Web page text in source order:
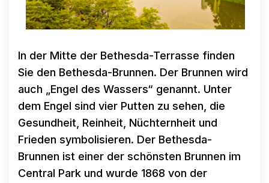
In der Mitte der Bethesda-Terrasse finden
Sie den Bethesda-Brunnen. Der Brunnen wird
auch „Engel des Wassers“ genannt. Unter
dem Engel sind vier Putten zu sehen, die
Gesundheit, Reinheit, Nüchternheit und
Frieden symbolisieren. Der Bethesda-
Brunnen ist einer der schönsten Brunnen im
Central Park und wurde 1868 von der